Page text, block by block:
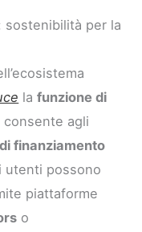
sostenibilità per la
lafunzione di
consente agli
finanziamento
utenti possono
piattaforme
o